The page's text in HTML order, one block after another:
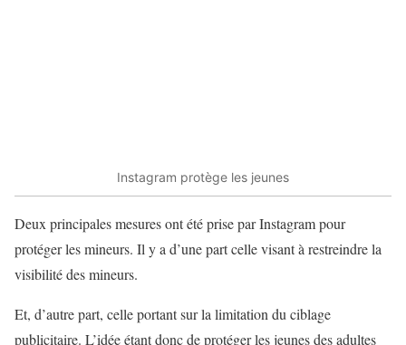
Instagram protège les jeunes
Deux principales mesures ont été prise par Instagram pour
protéger les mineurs. Il y a d’une part celle visant à restreindre la
visibilité des mineurs.
Et, d’autre part, celle portant sur la limitation du ciblage
publicitaire. L’idée étant donc de protéger les jeunes des adultes